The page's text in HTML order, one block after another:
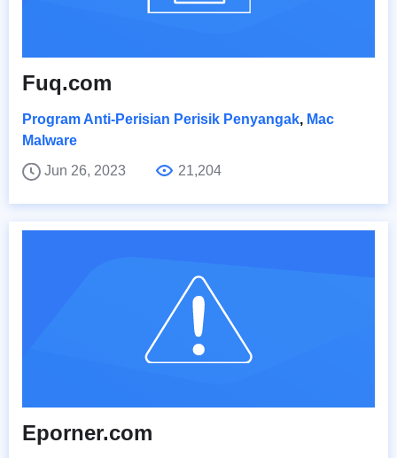
Fuq.com
Program Anti-Perisian Perisik Penyangak, Mac
Malware
Jun 26, 2023
21,204
Eporner.com